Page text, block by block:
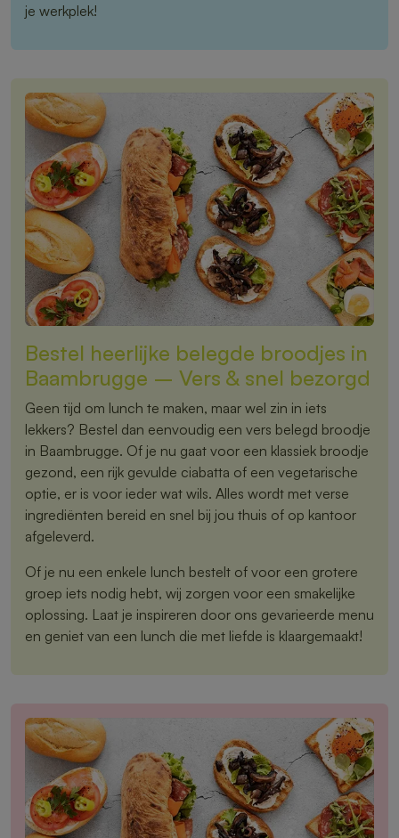
je werkplek!
Bestel heerlijke belegde broodjes in
Baambrugge – Vers & snel bezorgd
Geen tijd om lunch te maken, maar wel zin in iets
lekkers? Bestel dan eenvoudig een vers belegd broodje
in Baambrugge. Of je nu gaat voor een klassiek broodje
gezond, een rijk gevulde ciabatta of een vegetarische
optie, er is voor ieder wat wils. Alles wordt met verse
ingrediënten bereid en snel bij jou thuis of op kantoor
afgeleverd.
Of je nu een enkele lunch bestelt of voor een grotere
groep iets nodig hebt, wij zorgen voor een smakelijke
oplossing. Laat je inspireren door ons gevarieerde menu
en geniet van een lunch die met liefde is klaargemaakt!